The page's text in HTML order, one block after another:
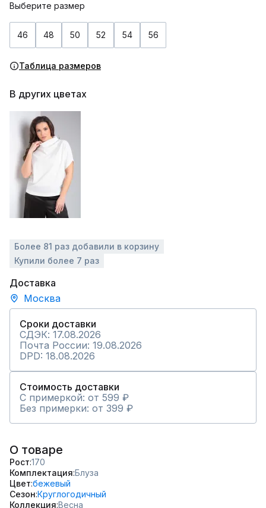
Выберите размер
46 48 50 52 54 56
Таблица размеров
В других цветах
Более 81 раз добавили в корзину
Купили более 7 раз
Доставка
Москва
Сроки доставки
СДЭК: 17.08.2026
Почта России: 19.08.2026
DPD: 18.08.2026
Стоимость доставки
С примеркой: от 599 ₽
Без примерки: от 399 ₽
О товаре
Рост 170
Комплектация Блуза
Цвет бежевый
Сезон Круглогодичный
Коллекция Весна